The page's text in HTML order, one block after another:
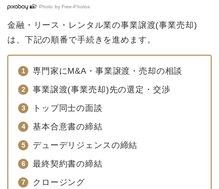
Photo by Free-Photos
金融・リース・レンタル業の事業譲渡(事業売却)
は、下記の順番で手続きを進めます。
専門家にM&A・事業譲渡・売却の相談
事業譲渡(事業売却)先の選定・交渉
トップ同士の面談
基本合意書の締結
デューデリジェンスの締結
最終契約書の締結
クロージング